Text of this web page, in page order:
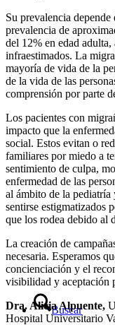
Buscar
Su prevalencia depende
prevalencia de
del 12% en edad adulta,
infraestimados. La
mayoría de vida de la
de la vida de las
comprensión por parte
Los pacientes con
impacto que la
social. Estos evitan o
familiares por miedo a
sentimiento de culpa,
enfermedad de las
al ámbito de la pediatría
sentirse estigmatizados
que los rodea debido al
La creación de
necesaria. Esperamos
concienciación y el
visibilidad y aceptación
Dra. Alicia Alpuente,
Hospital Universitario